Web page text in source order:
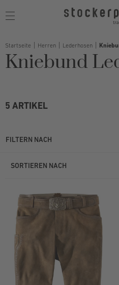
Toggle
Startseite Herren Lederhosen
Kniebund
5 ARTIKEL
FILTERN NACH
SORTIEREN NACH